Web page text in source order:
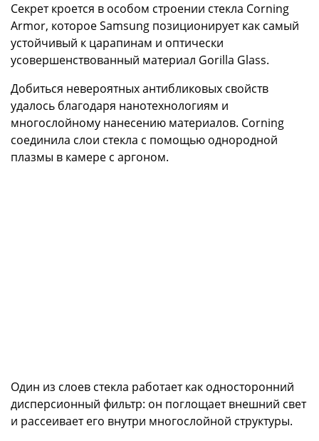
Секрет кроется в особом строении стекла Corning
Armor, которое Samsung позиционирует как самый
устойчивый к царапинам и оптически
усовершенствованный материал Gorilla Glass.
Добиться невероятных антибликовых свойств
удалось благодаря нанотехнологиям и
многослойному нанесению материалов. Corning
соединила слои стекла с помощью однородной
плазмы в камере с аргоном.
Один из слоев стекла работает как односторонний
дисперсионный фильтр: он поглощает внешний свет
и рассеивает его внутри многослойной структуры.